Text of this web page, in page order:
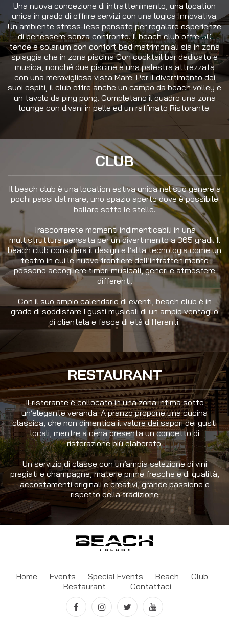
Una nuova concezione di intrattenimento, una location
unica in grado di offrire servizi con una logica Innovativa.
Un ambiente stress-less pensato per regalare esperienze
di benessere senza confronto. Il beach club offre 50
tende e solarium con confort bed matrimoniali sia in zona
spiaggia che in zona piscina Con cocktail bar dedicato e
musica, nonché due piscine e una palestra attrezzata
con una meravigliosa vista Mare. Per il divertimento dei
suoi ospiti, il club offre anche un campo da beach volley e
un tavolo da ping pong. Completano il quadro una zona
lounge con divani in pelle ed un raffinato Ristorante.
CLUB
Il beach club è una location estiva unica nel suo genere a
pochi passi dal mare, uno spazio aperto dove è possibile
ballare sotto le stelle.
Trascorrerete momenti indimenticabili in una
multistruttura pensata per un divertimento a 365 gradi. Il
beach club considera il design e l’alta tecnologia come un
teatro in cui le nuove frontiere dell’intrattenimento
possono accogliere timbri musicali, generi e atmosfere
differenti.
Con il suo ampio calendario di eventi, beach club è in
grado di soddisfare I gusti musicali di un ampio ventaglio
di clientela e fasce di età differenti.
RESTAURANT
Il ristorante è collocato in una zona intima sotto
un’elegante veranda. A pranzo propone una cucina
classica, che non dimentica il valore dei sapori dei gusti
locali, mentre a cena presenta un concetto di
ristorazione più elaborato.
Un servizio di classe con un’ampia selezione di vini
pregiati e champagne, materie prime fresche e di qualità,
accostamenti originali e creativi, grande passione e
rispetto della tradizione
Home Events Special Events Beach
Club
Restaurant
Contattaci